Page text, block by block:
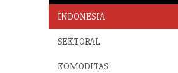
INDONESIA
SEKTORAL
KOMODITAS